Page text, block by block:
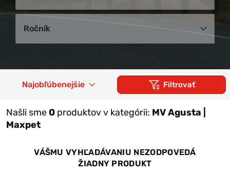
Ročník
Filtrovať
Našli sme 0 produktov v kategórii: MV Agusta |
Maxpet
Najobľúbenejšie
VÁŠMU VYHĽADÁVANIU NEZODPOVEDÁ
ŽIADNY PRODUKT